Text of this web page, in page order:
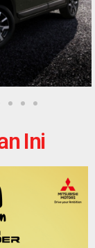
Ini